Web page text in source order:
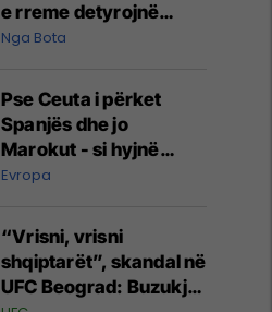
e rreme detyrojnë
kompaninë të reagojë
Nga Bota
Pse Ceuta i përket
Spanjës dhe jo
Marokut - si hyjnë
masivisht migrantët në
Evropa
“Vrisni, vrisni
shqiptarët”, skandal në
UFC Beograd: Buzukja